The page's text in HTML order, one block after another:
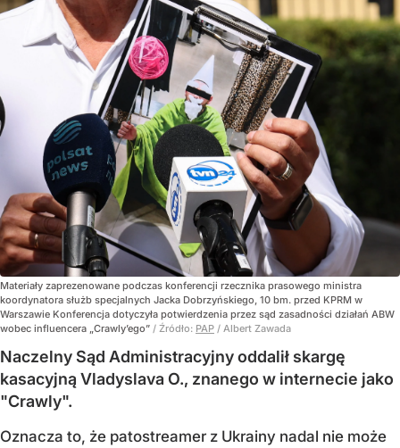
Materiały zaprezenowane podczas konferencji rzecznika prasowego ministra
koordynatora służb specjalnych Jacka Dobrzyńskiego, 10 bm. przed KPRM w
Warszawie Konferencja dotyczyła potwierdzenia przez sąd zasadności działań ABW
wobec influencera „Crawly’ego” / Źródło: PAP / Albert Zawada
Naczelny Sąd Administracyjny oddalił skargę
kasacyjną Vladyslava O., znanego w internecie jako
"Crawly".
Oznacza to, że patostreamer z Ukrainy nadal nie może